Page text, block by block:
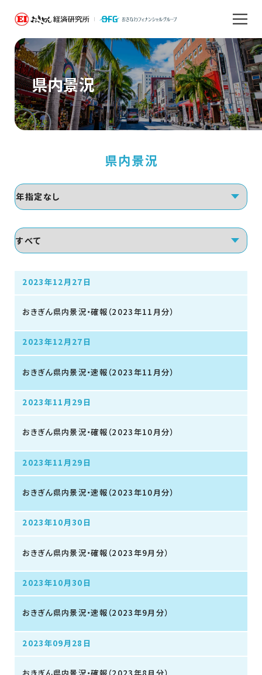
県内景況
県内景況
2023年12月27日
おきぎん県内景況・確報（2023年11月分）
2023年12月27日
おきぎん県内景況・速報（2023年11月分）
2023年11月29日
おきぎん県内景況・確報（2023年10月分）
2023年11月29日
おきぎん県内景況・速報（2023年10月分）
2023年10月30日
おきぎん県内景況・確報（2023年9月分）
2023年10月30日
おきぎん県内景況・速報（2023年9月分）
2023年09月28日